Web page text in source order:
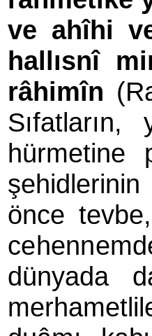
ve ahîhi
hallısnî
râhimîn
hürmetine
önce
dünyada